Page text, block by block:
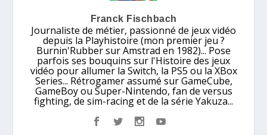
Franck Fischbach
Journaliste de métier, passionné de jeux vidéo
depuis la Playhistoire (mon premier jeu ?
Burnin'Rubber sur Amstrad en 1982)... Pose
parfois ses bouquins sur l'Histoire des jeux
vidéo pour allumer la Switch, la PS5 ou la XBox
Series... Rétrogamer assumé sur GameCube,
GameBoy ou Super-Nintendo, fan de versus
fighting, de sim-racing et de la série Yakuza...